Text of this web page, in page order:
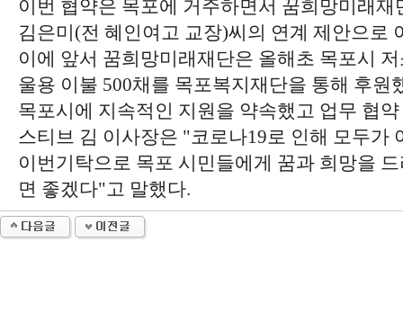
이번 협약은 목포에 거주하면서 꿈희망미래재
김은미(전 혜인여고 교장)씨의 연계 제안으로
이에 앞서 꿈희망미래재단은 올해초 목포시
울용 이불 500채를 목포복지재단을 통해 후원
목포시에 지속적인 지원을 약속했고 업무 협
스티브 김 이사장은 "코로나19로 인해 모두가
이번기탁으로 목포 시민들에게 꿈과 희망을
면 좋겠다"고 말했다.